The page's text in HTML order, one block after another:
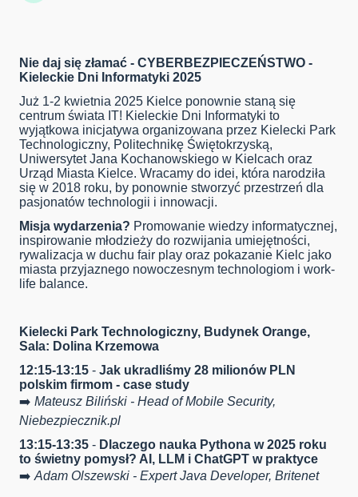
Nie daj się złamać - CYBERBEZPIECZEŃSTWO -
Kieleckie Dni Informatyki 2025
Już 1-2 kwietnia 2025 Kielce ponownie staną się
centrum świata IT! Kieleckie Dni Informatyki to
wyjątkowa inicjatywa organizowana przez Kielecki Park
Technologiczny, Politechnikę Świętokrzyską,
Uniwersytet Jana Kochanowskiego w Kielcach oraz
Urząd Miasta Kielce. Wracamy do idei, która narodziła
się w 2018 roku, by ponownie stworzyć przestrzeń dla
pasjonatów technologii i innowacji.
Misja wydarzenia? Promowanie wiedzy informatycznej,
inspirowanie młodzieży do rozwijania umiejętności,
rywalizacja w duchu fair play oraz pokazanie Kielc jako
miasta przyjaznego nowoczesnym technologiom i work-
life balance.
Kielecki Park Technologiczny, Budynek Orange,
Sala: Dolina Krzemowa
12:15-13:15 - Jak ukradliśmy 28 milionów PLN
polskim firmom - case study
➡️ Mateusz Biliński - Head of Mobile Security,
Niebezpiecznik.pl
13:15-13:35 - Dlaczego nauka Pythona w 2025 roku
to świetny pomysł? AI, LLM i ChatGPT w praktyce
➡️Adam Olszewski - Expert Java Developer, Britenet